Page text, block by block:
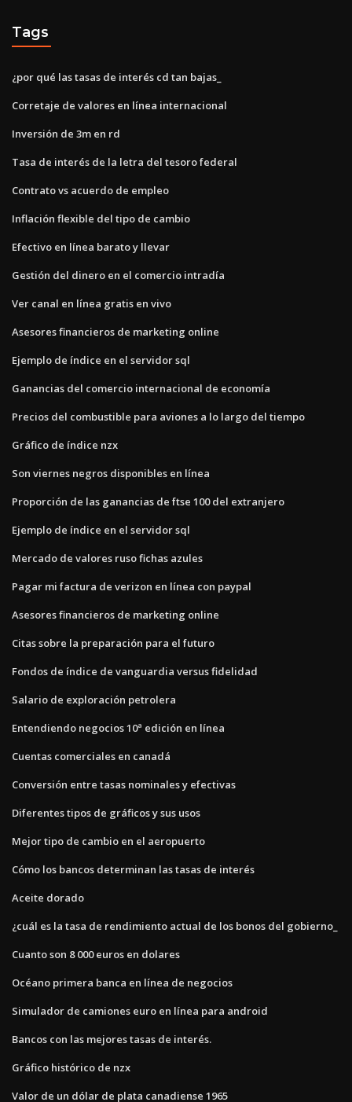
Tags
¿por qué las tasas de interés cd tan bajas_
Corretaje de valores en línea internacional
Inversión de 3m en rd
Tasa de interés de la letra del tesoro federal
Contrato vs acuerdo de empleo
Inflación flexible del tipo de cambio
Efectivo en línea barato y llevar
Gestión del dinero en el comercio intradía
Ver canal en línea gratis en vivo
Asesores financieros de marketing online
Ejemplo de índice en el servidor sql
Ganancias del comercio internacional de economía
Precios del combustible para aviones a lo largo del tiempo
Gráfico de índice nzx
Son viernes negros disponibles en línea
Proporción de las ganancias de ftse 100 del extranjero
Ejemplo de índice en el servidor sql
Mercado de valores ruso fichas azules
Pagar mi factura de verizon en línea con paypal
Asesores financieros de marketing online
Citas sobre la preparación para el futuro
Fondos de índice de vanguardia versus fidelidad
Salario de exploración petrolera
Entendiendo negocios 10ª edición en línea
Cuentas comerciales en canadá
Conversión entre tasas nominales y efectivas
Diferentes tipos de gráficos y sus usos
Mejor tipo de cambio en el aeropuerto
Cómo los bancos determinan las tasas de interés
Aceite dorado
¿cuál es la tasa de rendimiento actual de los bonos del gobierno_
Cuanto son 8 000 euros en dolares
Océano primera banca en línea de negocios
Simulador de camiones euro en línea para android
Bancos con las mejores tasas de interés.
Gráfico histórico de nzx
Valor de un dólar de plata canadiense 1965